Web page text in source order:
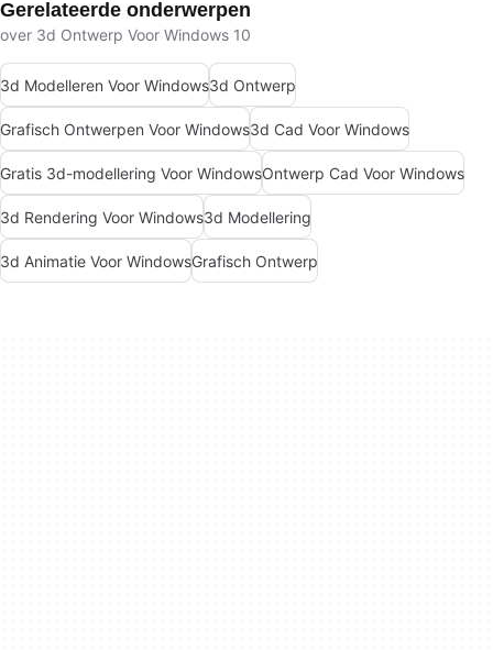
Gerelateerde onderwerpen
over 3d Ontwerp Voor Windows 10
3d Modelleren Voor Windows3d Ontwerp
Grafisch Ontwerpen Voor Windows3d Cad Voor Windows
Gratis 3d-modellering Voor WindowsOntwerp Cad Voor Windows
3d Rendering Voor Windows3d Modellering
3d Animatie Voor WindowsGrafisch Ontwerp